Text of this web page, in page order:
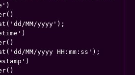
MM/yyyy');
MM/yyyy HH:mm:ss');